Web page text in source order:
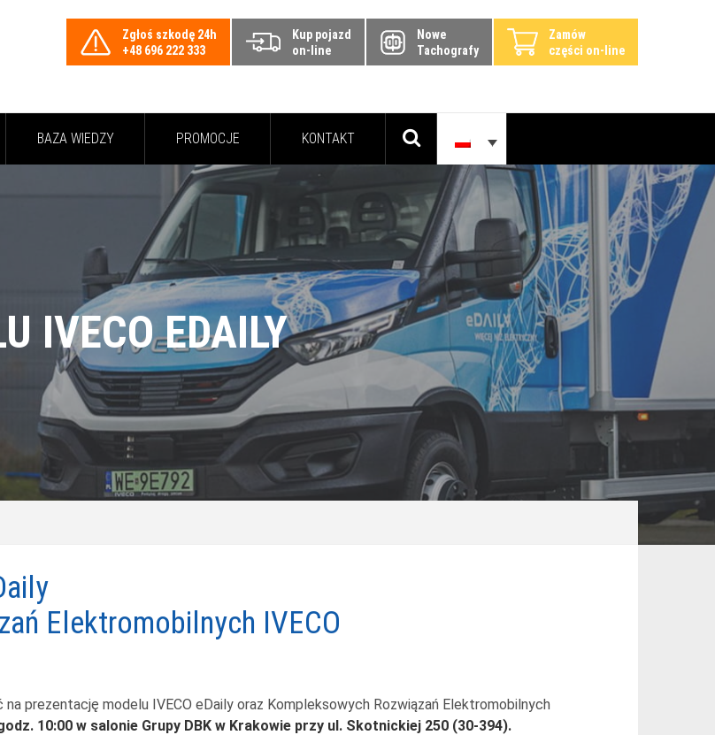
Zgłoś szkodę 24h
+48 696 222 333
Kup pojazd
on-line
Nowe
Tachografy
Zamów
części on-line
BAZA WIEDZY PROMOCJE KONTAKT
IVECO EDAILY
Elektromobilnych IVECO
na prezentację modelu IVECO eDaily oraz Kompleksowych Rozwiązań Elektromobilnych
10:00 w salonie Grupy DBK w Krakowie przy ul. Skotnickiej 250 (30-394).